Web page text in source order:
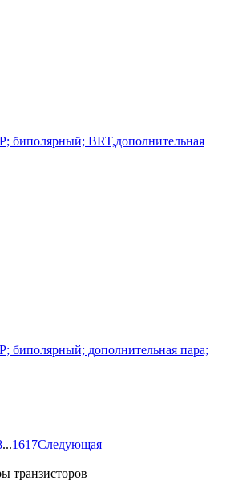
биполярный; BRT,дополнительная
биполярный; дополнительная пара;
...1617Следующая
транзисторов